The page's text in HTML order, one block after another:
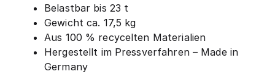
Belastbar bis 23 t
Gewicht ca. 17,5 kg
Aus 100 % recycelten Materialien
Hergestellt im Pressverfahren – Made in
Germany